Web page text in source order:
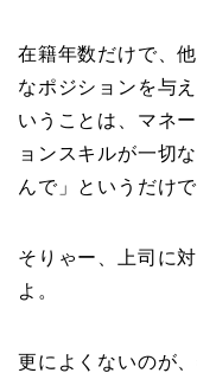
在籍年数だけで、
なポジションを与
いうことは、マネ
ョンスキルが一切
んで」というだけ
そりゃー、上司に
よ。
更によくないのが